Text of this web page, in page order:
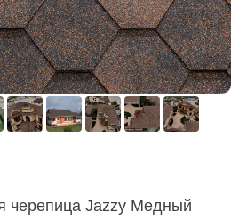
черепица Jazzy Медный